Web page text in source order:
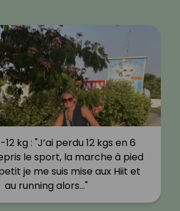
12 kg : "J’ai perdu 12 kgs en 6
le sport, la marche à pied
je me suis mise aux Hiit et
au running alors…"